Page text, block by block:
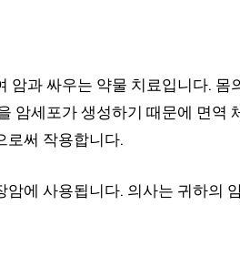
암과 싸우는 약물 치료입니다.
암세포가 생성하기 때문에 면역
로써 작용합니다.
에 사용됩니다. 의사는 귀하의